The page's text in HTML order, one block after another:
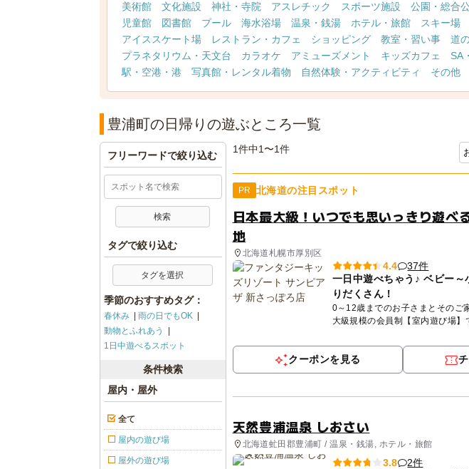
美術館
文化施設 神社・寺院 アスレチック スポーツ施設 公園・総合
児童館
図書館 プール 海水浴場 温泉・銭湯 ホテル・旅館
スキー場
アイススケート場
レストラン・カフェ ショッピング 教室・習い事 道
プラネタリウム・天文台
カラオケ アミューズメント キッズカフェ
SA
駅・空港・港
写真館・レンタル着物 自然体験・アクティビティ その他
豊浦町の日帰りの遊ぶところ一覧
1件中1〜1件
PR 北海道の注目スポット
日本最大級！いつでも思いっきり遊べ
地
北海道札幌市厚別区
4.4
37件
一日中遊べちゃう♪ ベビー～
りだくさん！
0～12歳までのお子さまとそのご
大級規模の会員制【室内遊び場
や、さ...
クーポンを見る
天然豊浦温泉 しおさい
北海道虻田郡豊浦町 / 温泉・銭湯, ホテル・旅館
3.8
2件
フリーワードで絞り込む
タグで絞り込む
タグを選択
季節のおすすめタグ：
春休み
雨の日でもOK
動物とふれあう
1日中遊べるスポット
条件検索
屋内・屋外
全て
屋内の遊び場
屋外の遊び場